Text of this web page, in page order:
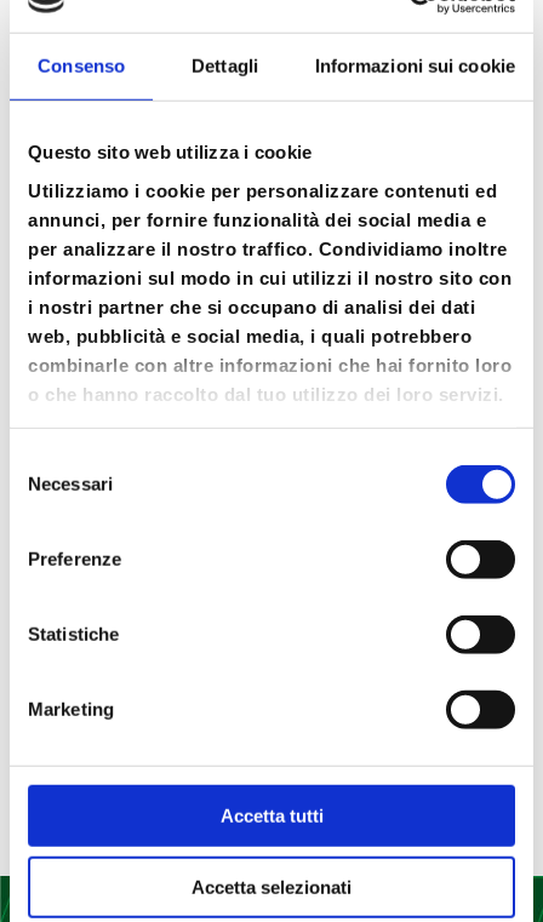
Consenso Dettagli Informazioni sui cookie
Questo sito web utilizza i cookie
Utilizziamo i cookie per personalizzare contenuti ed
annunci, per fornire funzionalità dei social media e
per analizzare il nostro traffico. Condividiamo inoltre
informazioni sul modo in cui utilizzi il nostro sito con
i nostri partner che si occupano di analisi dei dati
web, pubblicità e social media, i quali potrebbero
combinarle con altre informazioni che hai fornito loro
o che hanno raccolto dal tuo utilizzo dei loro servizi.
delNecessari
Preferenze
Statistiche
Marketing
Accetta tutti
Accetta selezionati
Focus: commitment to sustainability and
innovation.
Come and visit us!
Search
Search
Articoli recenti
Ryder Cup 2023: Med Food e Petit Forestier
Italia fornitori ufficiali della competizione
Med Food & Petit Forestier: the new journey
New corporate video of Med Food
TUTTOFOOD 2023
No comments to show.